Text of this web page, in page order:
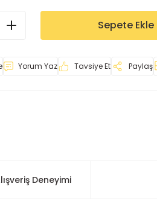
Sepete Ekle
Yorum Yaz Tavsiye Et Paylaş
Deneyimi